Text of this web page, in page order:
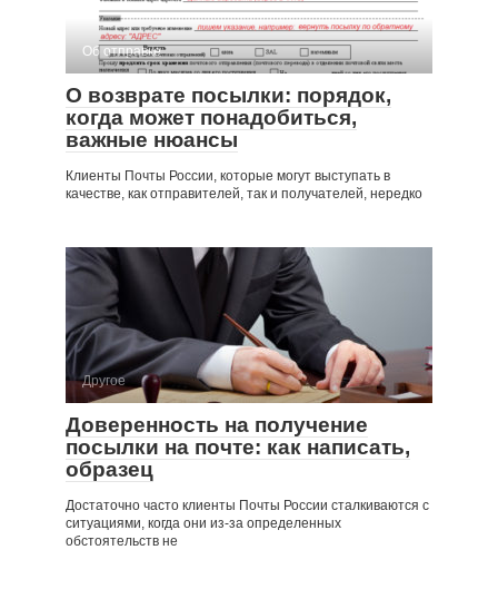
Об отправке
О возврате посылки: порядок,
когда может понадобиться,
важные нюансы
Клиенты Почты России, которые могут выступать в
качестве, как отправителей, так и получателей, нередко
Другое
Доверенность на получение
посылки на почте: как написать,
образец
Достаточно часто клиенты Почты России сталкиваются с
ситуациями, когда они из-за определенных
обстоятельств не